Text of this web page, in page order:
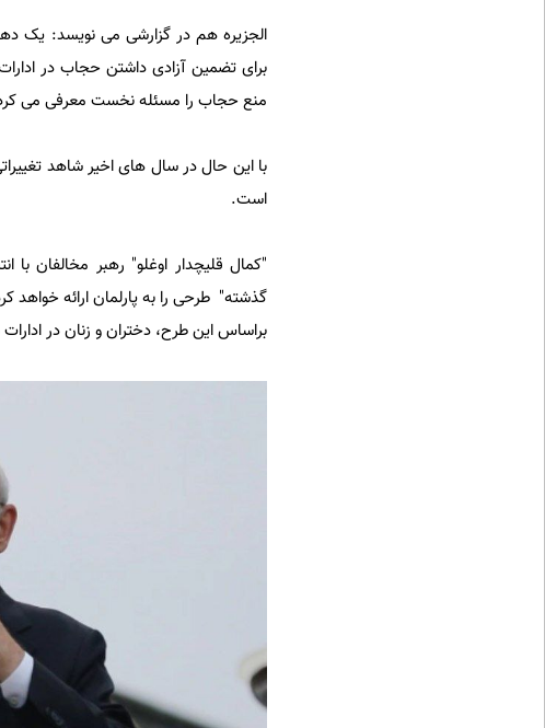
الجزیره هم در گزارشی می نویسد: یک
برای تضمین آزادی داشتن حجاب در
منع حجاب را مسئله نخست معرفی می
با این حال در سال های اخیر شاهد
است.
"کمال قلیچدار اوغلو" رهبر مخالفان
گذشته" طرحی را به پارلمان ارائه خواهد
براساس این طرح، دختران و زنان در